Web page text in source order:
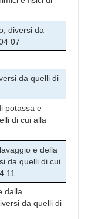
diversi da
07
da quelli di
potassa e
di cui alla
e della
da quelli di cui
11
dalla
da quelli di